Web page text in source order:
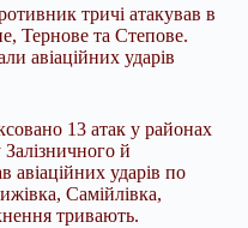
тричі атакував в
Тернове та Степове.
авіаційних ударів
13 атак у районах
й
авіаційних ударів по
Самійлівка,
тривають.